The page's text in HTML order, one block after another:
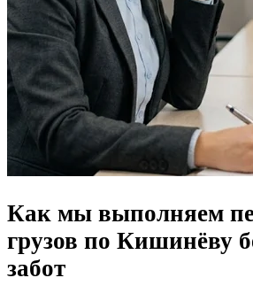
Как мы выполняем
грузов по Кишинёву
забот